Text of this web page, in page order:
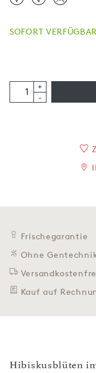
SOFORT VERFÜGBAR
+
-
Frischegarantie
Ohne
Kauf auf
Hibiskusblüten